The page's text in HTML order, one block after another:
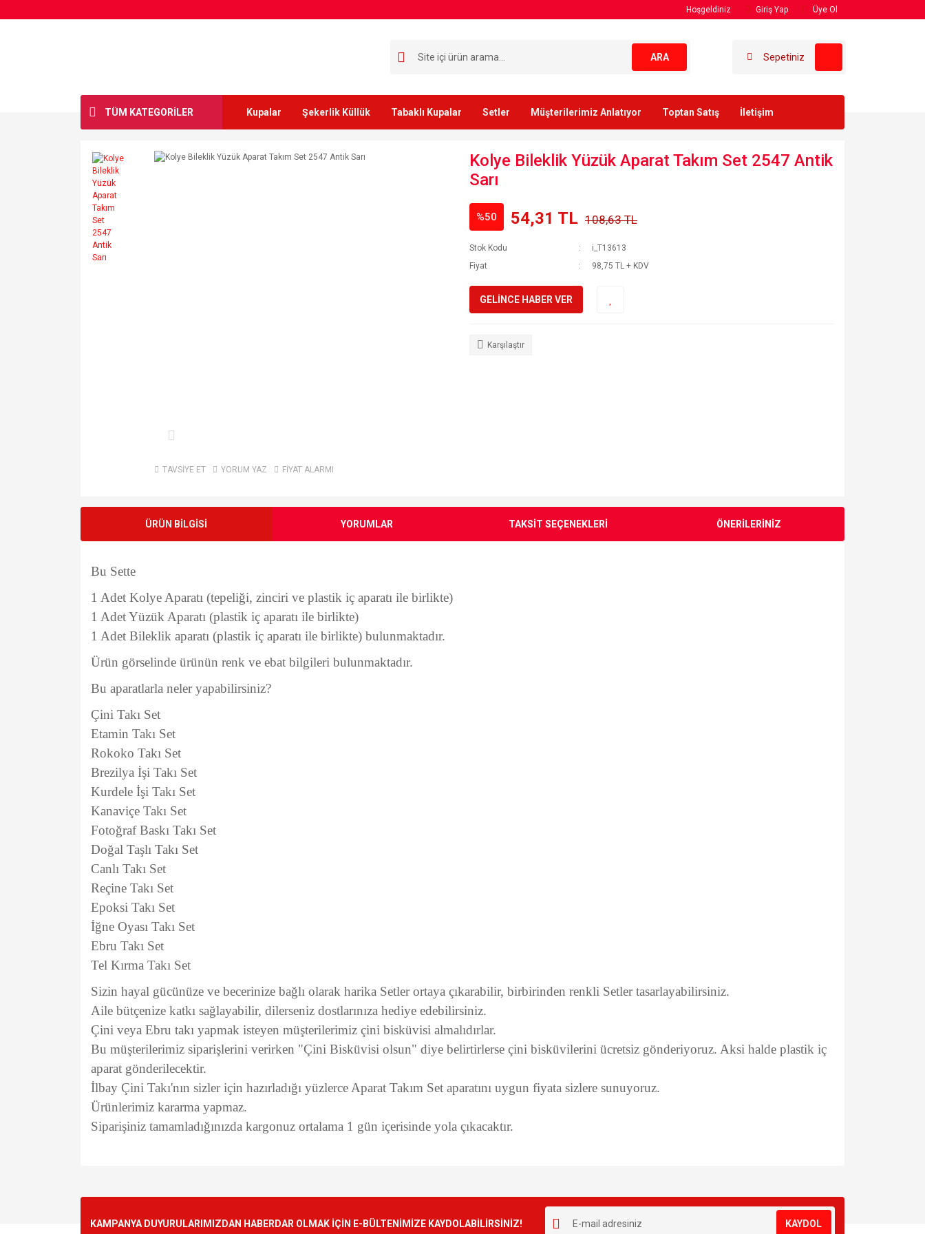
Hoşgeldiniz Giriş Yap Üye Ol
ARA Sepetiniz
TÜM KATEGORİLER Kupalar Şekerlik Küllük Tabaklı Kupalar Setler Müşterilerimiz Anlatıyor Toptan Satış İletişim
TAVSİYE ET YORUM YAZ FİYAT ALARMI
Kolye Bileklik Yüzük Aparat Takım Set 2547 Antik
Sarı
%50 54,31 TL 108,63 TL
Stok Kodu
i_T13613
Fiyat
98,75 TL + KDV
GELİNCE HABER VER
Karşılaştır
ÜRÜN BİLGİSİ YORUMLAR TAKSİT SEÇENEKLERİ ÖNERİLERİNİZ
Bu Sette
1 Adet Kolye Aparatı (tepeliği, zinciri ve plastik iç aparatı ile birlikte)
1 Adet Yüzük Aparatı (plastik iç aparatı ile birlikte)
1 Adet Bileklik aparatı (plastik iç aparatı ile birlikte) bulunmaktadır.
Ürün görselinde ürünün renk ve ebat bilgileri bulunmaktadır.
Bu aparatlarla neler yapabilirsiniz?
Çini Takı Set
Etamin Takı Set
Rokoko Takı Set
Brezilya İşi Takı Set
Kurdele İşi Takı Set
Kanaviçe Takı Set
Fotoğraf Baskı Takı Set
Doğal Taşlı Takı Set
Canlı Takı Set
Reçine Takı Set
Epoksi Takı Set
İğne Oyası Takı Set
Ebru Takı Set
Tel Kırma Takı Set
Sizin hayal gücünüze ve becerinize bağlı olarak harika Setler ortaya çıkarabilir, birbirinden renkli Setler tasarlayabilirsiniz.
Aile bütçenize katkı sağlayabilir, dilerseniz dostlarınıza hediye edebilirsiniz.
Çini veya Ebru takı yapmak isteyen müşterilerimiz çini bisküvisi almalıdırlar.
Bu müşterilerimiz siparişlerini verirken "Çini Bisküvisi olsun" diye belirtirlerse çini bisküvilerini ücretsiz gönderiyoruz. Aksi halde plastik iç
aparat gönderilecektir.
İlbay Çini Takı'nın sizler için hazırladığı yüzlerce Aparat Takım Set aparatını uygun fiyata sizlere sunuyoruz.
Ürünlerimiz kararma yapmaz.
Siparişiniz tamamladığınızda kargonuz ortalama 1 gün içerisinde yola çıkacaktır.
Ürün resmi kalitesiz, bozuk veya görüntülenemiyor.
KAMPANYA DUYURULARIMIZDAN HABERDAR OLMAK İÇİN E-BÜLTENİMİZE KAYDOLABİLİRSİNİZ! KAYDOL